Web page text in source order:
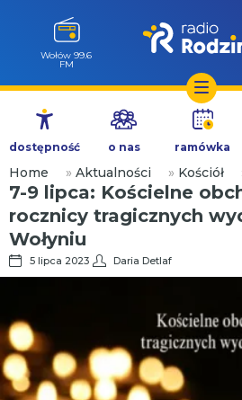
Przejdź
treści
Wołów 99.6
FM
dostępność o nas ramówka
Home » Aktualności » Kościół
7-9 lipca: Kościelne
rocznicy tragicznych
Wołyniu
5 lipca 2023 Daria Detlaf